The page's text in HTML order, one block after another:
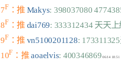
7F ：推 Makys: 398037080
8F ：推 dai769: 333312434 天天上
9F ：推 vn5100201128:
10F ：推 aoaelvis: 400346869